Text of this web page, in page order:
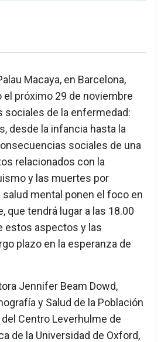
Macaya, en Barcelona,
el próximo 29 de noviembre
sociales de la enfermedad:
desde la infancia hasta la
sociales de una
relacionados con la
y las muertes por
mental ponen el foco en
que tendrá lugar a las 18.00
estos aspectos y las
plazo en la esperanza de
Jennifer Beam Dowd,
y Salud de la Población
Centro Leverhulme de
de la Universidad de Oxford,